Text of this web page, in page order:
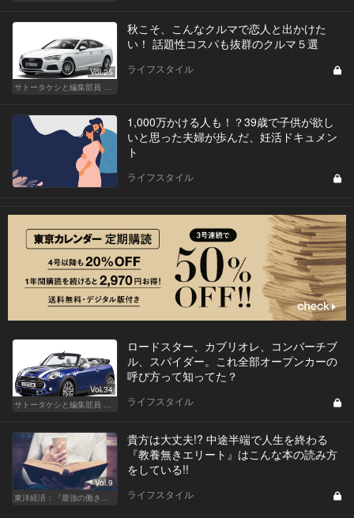
Vol.25
サトータケシと編集部員 船山の"CAR GENTSへの道"
秋こそ、こんなクルマで恋人と出かけた
い！ 話題性コスパも抜群のクルマ５選
ライフスタイル
1,000万かける人も！？39歳で子供が欲し
いと思った夫婦が歩んだ、妊活ドキュメン
ト
ライフスタイル
Vol.34
ロードスター、カブリオレ、コンバーチブ
ル、スパイダー。これ全部オープンカーの
呼び方って知ってた？
ライフスタイル
Vol.9
貴方は大丈夫!? 中途半端で人生を終わる
『教養無きエリート』はこんな本の読み方
をしている!!
ライフスタイル